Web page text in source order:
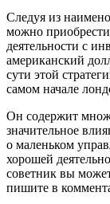
Следуя из
можно приобрести
деятельности с
американский
сути этой
самом начале
Он содержит
значительное
о маленьком
хорошей
советник вы
пишите в